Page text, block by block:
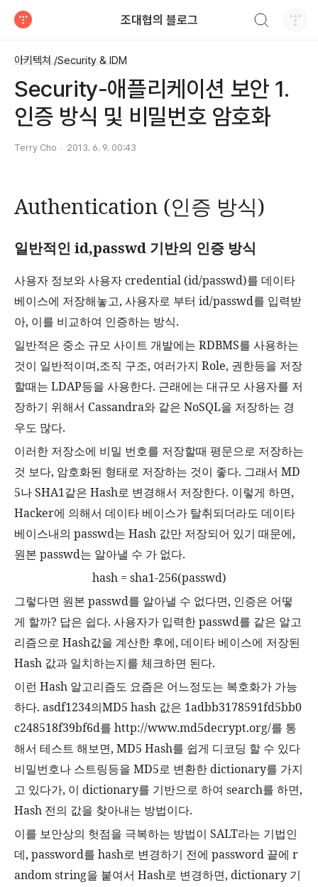
조대협의 블로그
아키텍쳐 /Security & IDM
Security-애플리케이션 보안 1.
인증 방식 및 비밀번호 암호화
Terry Cho 2013. 6. 9. 00:43
Authentication (인증 방식)
일반적인 id,passwd 기반의 인증 방식
사용자 정보와 사용자credential (id/passwd)를 데이타
베이스에 저장해놓고, 사용자로 부터 id/passwd를 입력받
아, 이를 비교하여 인증하는 방식.
일반적은 중소 규모 사이트 개발에는 RDBMS를 사용하는
것이 일반적이며,조직 구조, 여러가지 Role, 권한등을 저장
할때는 LDAP등을 사용한다. 근래에는 대규모 사용자를 저
장하기 위해서 Cassandra와 같은 NoSQL을 저장하는 경
우도 많다.
이러한 저장소에 비밀 번호를 저장할때 평문으로 저장하는
것 보다, 암호화된 형태로 저장하는 것이 좋다. 그래서 MD
5나SHA1같은 Hash로 변경해서 저장한다. 이렇게 하면,
Hacker에 의해서 데이타 베이스가 탈취되더라도 데이타
베이스내의 passwd는 Hash 값만 저장되어 있기 때문에,
원본 passwd는 알아낼 수 가 없다.
hash = sha1-256(passwd)
그렇다면 원본 passwd를 알아낼 수 없다면, 인증은 어떻
게 할까? 답은 쉽다. 사용자가 입력한passwd를 같은 알고
리즘으로 Hash값을 계산한 후에, 데이타 베이스에 저장된
Hash 값과 일치하는지를 체크하면 된다.
이런 Hash 알고리즘도 요즘은 어느정도는 복호화가 가능
하다. asdf1234의MD5 hash 값은 1adbb3178591fd5bb0
c248518f39bf6d를 http://www.md5decrypt.org/를 통
해서 테스트 해보면, MD5 Hash를 쉽게 디코딩 할 수 있다
비밀번호나 스트링등을 MD5로 변환한dictionary를 가지
고 있다가, 이 dictionary를 기반으로 하여 search를 하면,
Hash 전의 값을 찾아내는 방법이다.
이를 보안상의 헛점을 극복하는 방법이 SALT라는 기법인
데, password를 hash로 변경하기 전에 password 끝에 r
andom string을 붙여서 Hash로 변경하면, dictionary 기